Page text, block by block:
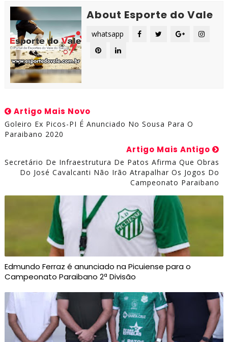
About Esporte do Vale
whatsapp
Artigo Mais Novo
Goleiro Ex Picos-PI É Anunciado No Sousa Para O
Paraibano 2020
Artigo Mais Antigo
Secretário De Infraestrutura De Patos Afirma Que Obras
Do José Cavalcanti Não Irão Atrapalhar Os Jogos Do
Campeonato Paraibano
Edmundo Ferraz é anunciado na Picuiense para o
Campeonato Paraibano 2ª Divisão